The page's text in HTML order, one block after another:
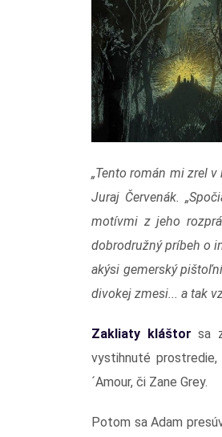
„Tento román mi zrel
Juraj Červenák.
motívmi z jeho
dobrodružný príbeh o
akýsi gemerský
divokej zmesi... a tak
Zakliaty kláštor sa
vystihnuté
´Amour, či Zane Grey.
Potom sa Adam